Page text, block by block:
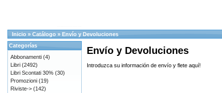
Inicio » Catálogo » Envío y Devoluciones
Envío y Devoluciones
Introduzca su información de envío y flete aquí!
Categorías
Abbonamenti (4)
Libri (2492)
Libri Scontati 30% (30)
Promozioni (19)
Riviste-> (142)